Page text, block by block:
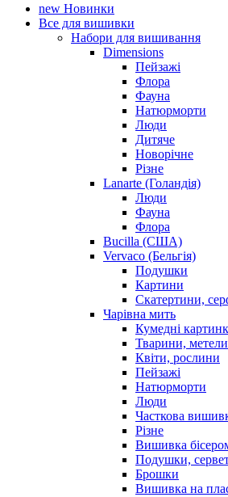
new Новинки
Все для вишивки
Набори для вишивання
Dimensions
Пейзажі
Флора
Фауна
Натюрморти
Люди
Дитяче
Новорічне
Різне
Lanarte (Голандія)
Люди
Фауна
Флора
Bucilla (США)
Vervaco (Бельгія)
Подушки
Картини
Скатертини,
Чарiвна мить
Кумедні
Тварини,
Квіти, рослини
Пейзажі
Натюрморти
Люди
Часткова
Різне
Вишивка
Подушки,
Брошки
Вишивка на